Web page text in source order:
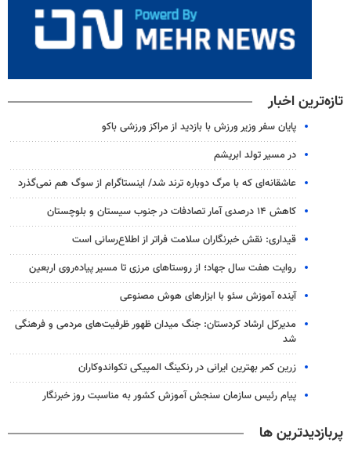
تازه‌ترین اخبار
پایان سفر وزیر ورزش با بازدید از مراکز ورزشی باکو
در مسیر تولد ابریشم
عاشقانه‌ای که با مرگ دوباره ترند شد/ اینستاگرام از سوگ هم نمی‌گذرد
کاهش ۱۴ درصدی آمار تصادفات در جنوب سیستان و بلوچستان
قیداری: نقش خبرنگاران سلامت فراتر از اطلاع‌رسانی است
روایت هفت سال جهاد؛ از روستاهای مرزی تا مسیر پیاده‌روی اربعین
آینده آموزش سئو با ابزارهای هوش مصنوعی
مدیرکل ارشاد کردستان: جنگ میدان ظهور ظرفیت‌های مردمی و فرهنگی
شد
زرین کمر بهترین ایرانی در رنکینگ المپیکی تکواندوکاران
پیام رئیس سازمان سنجش آموزش کشور به مناسبت روز خبرنگار
پربازدیدترین ها